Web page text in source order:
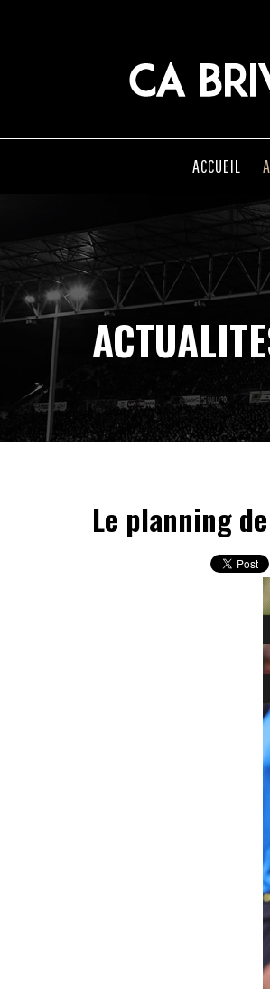
ACCUEIL
Le planning